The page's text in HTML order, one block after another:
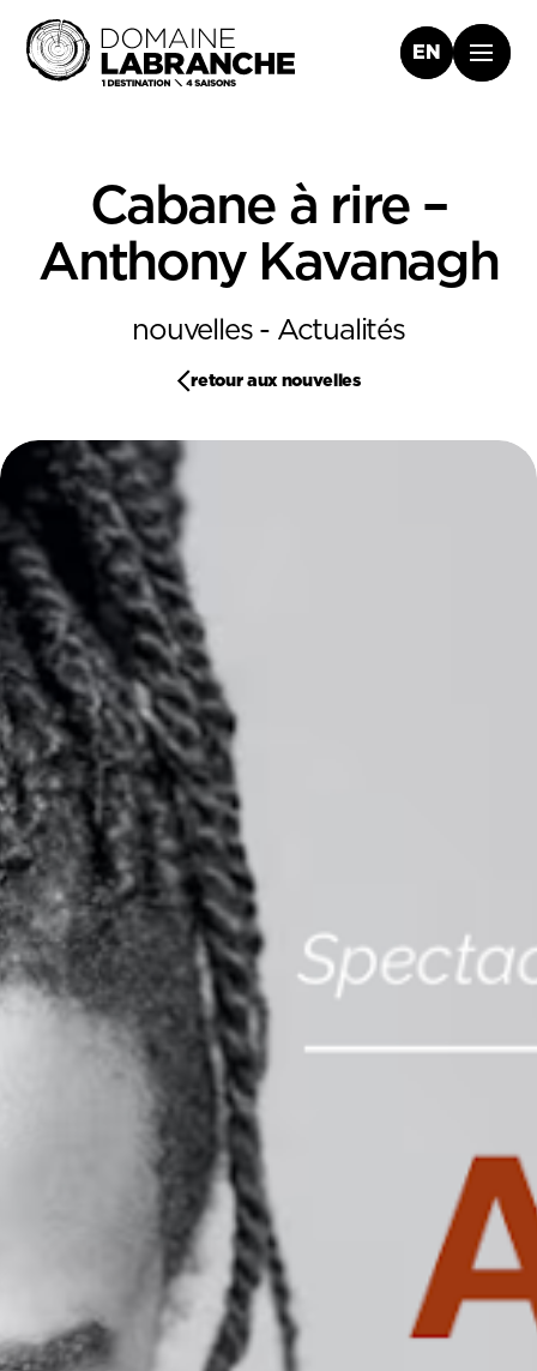
EN
Cabane à rire –
Anthony Kavanagh
retour aux nouvelles
nouvelles - Actualités